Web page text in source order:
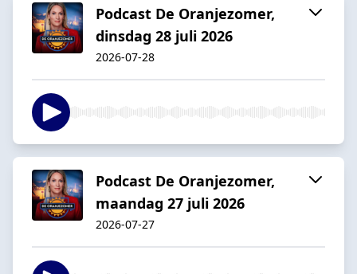
Podcast De Oranjezomer,
dinsdag 28 juli 2026
2026-07-28
Podcast De Oranjezomer,
maandag 27 juli 2026
2026-07-27